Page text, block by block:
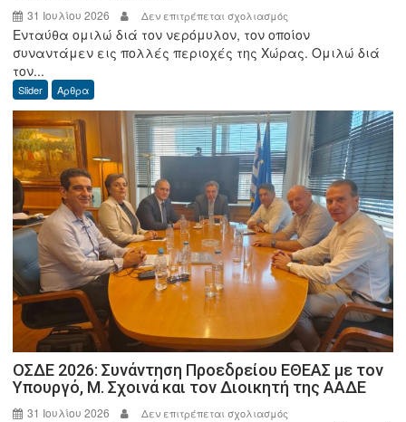
31 Ιουλίου 2026 Δεν επιτρέπεται σχολιασμός
Γεώργιος
Δ.
καλός
Μύλος
απ’
όλα
σε
προστατεύει.
Ενταύθα ομιλώ διά τον νερόμυλον, τον οποίον
συναντάμεν εις πολλές περιοχές της Χώρας. Ομιλώ διά
τον...
Slider Άρθρα
ΟΣΔΕ 2026: Συνάντηση Προεδρείου ΕΘΕΑΣ με τον
Υπουργό, Μ. Σχοινά και τον Διοικητή της ΑΑΔΕ
31 Ιουλίου 2026 Δεν επιτρέπεται σχολιασμός